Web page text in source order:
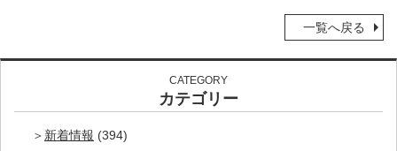
一覧へ戻る
CATEGORY
カテゴリー
新着情報 (394)